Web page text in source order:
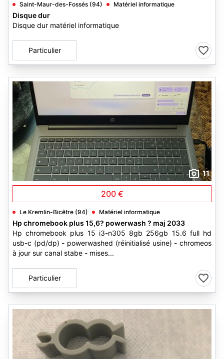
Saint-Maur-des-Fossés (94) Matériel informatique
Disque dur
Disque dur matériel informatique
Particulier
11
200 €
Le Kremlin-Bicêtre (94) Matériel informatique
Hp chromebook plus 15,6? powerwash ? maj 2033
Hp chromebook plus 15 i3-n305 8gb 256gb 15.6 full hd
usb-c (pd/dp) - powerwashed (réinitialisé usine) - chromeos
à jour sur canal stabe - mises...
Particulier